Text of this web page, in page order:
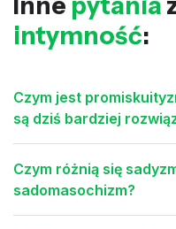
intymność:
Czym jest
są dziś bardziej
Czym różnią się
sadomasochizm?